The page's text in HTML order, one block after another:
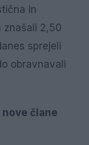
in
znašali 2,50
sprejeli
obravnavali
člane